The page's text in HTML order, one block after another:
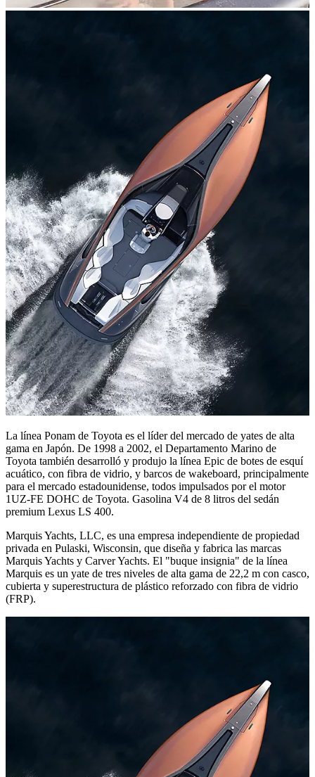
La línea Ponam de Toyota es el líder del mercado de yates de alta
gama en Japón. De 1998 a 2002, el Departamento Marino de
Toyota también desarrolló y produjo la línea Epic de botes de esquí
acuático, con fibra de vidrio, y barcos de wakeboard, principalmente
para el mercado estadounidense, todos impulsados por el motor
1UZ-FE DOHC de Toyota. Gasolina V4 de 8 litros del sedán
premium Lexus LS 400.
Marquis Yachts, LLC, es una empresa independiente de propiedad
privada en Pulaski, Wisconsin, que diseña y fabrica las marcas
Marquis Yachts y Carver Yachts. El "buque insignia" de la línea
Marquis es un yate de tres niveles de alta gama de 22,2 m con casco,
cubierta y superestructura de plástico reforzado con fibra de vidrio
(FRP).